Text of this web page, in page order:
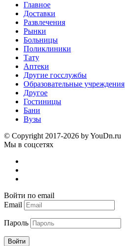
Главное
Доставки
Развлечения
Рынки
Больницы
Поликлиники
Тату
Аптеки
Другие госслужбы
Образовательные учреждения
Другое
Гостиницы
Бани
Вузы
© Copyright 2017-2026 by YouDn.ru
Мы в соцсетях
Войти по email
Email
Пароль
Войти